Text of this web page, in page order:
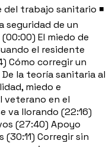
trabajo sanitario ◾
seguridad de un
El miedo de
el residente
Cómo corregir un
la teoría sanitaria al
miedo e
veterano en el
va llorando (22:16)
(27:40) Apoyo
Corregir sin